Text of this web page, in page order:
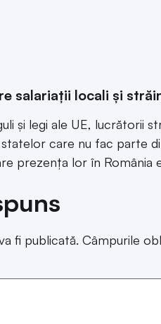
salariații locali și
și legi ale UE, lucrătorii
care nu fac parte
prezența lor în România
fi publicată. Câmpurile